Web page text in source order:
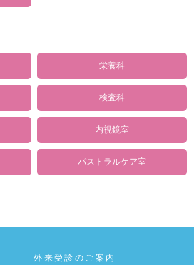
栄養科
検査科
内視鏡室
パストラルケア室
外来受診のご案内